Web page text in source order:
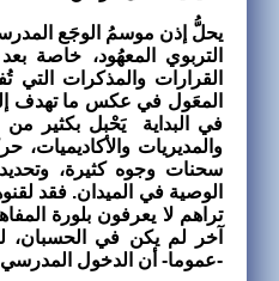
يحلُّ إذن موسمُ الوجَع المدرسي
التربوي المعهُود، خاصة
القرارات والمذكرات
المعَول في عكس ما تهدف
في البداية يَحْبل بكثير
والمديريات والأكاديميات،
سحنات وجوه كثيرة،
الوصية في الميدان. فقد
تراهم لا يعرفون بلورة
آخر لم يكن في الحسبان،
-عموما- أن الدخول